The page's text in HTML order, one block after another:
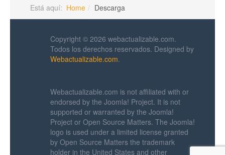
Está aquí: Home Descarga
Copyright © 2026 webactualizable.com.
Todos los derechos reservados. Designed by
Webactualizable.com.
Webactualizable.com is not affiliated with or
endorsed by the Joomla! Project. It is not
supported or warranted by the Joomla!
Project or Open Source Matters. The Joomla!
logo is used under a limited license granted
by Open Source Matters the trademark
holder in the United States and other